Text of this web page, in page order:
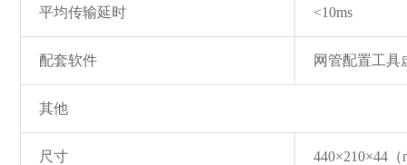
平均传输延时 <10ms
配套软件 网管配置工具
其他
尺寸 440×210×44（